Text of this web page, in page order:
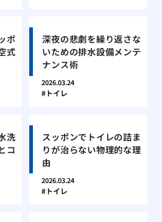
ポ
式
深夜の悲劇を繰り返さな
いための排水設備メンテ
ナンス術
2026.03.24
トイレ
洗
コ
スッポンでトイレの詰ま
りが治らない物理的な理
由
2026.03.24
トイレ